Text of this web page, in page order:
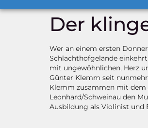
Der
Wer an einem ersten
Schlachthofgelände
mit ungewöhnlichen, Herz
Günter Klemm seit
Klemm zusammen mit
Leonhard/Schweinau den
Ausbildung als Violinist und